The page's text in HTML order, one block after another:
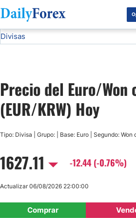
Divulgación del Anunciante
Divisas
USD/JPY
AUD/USD
Precio del Euro/Won
(EUR/KRW) Hoy
Tipo: Divisa | Grupo: | Base: Euro | Segundo: Won
1627.11 -12.44 (-0.76%)
Comprar
Actualizar 06/08/2026 22:00:00